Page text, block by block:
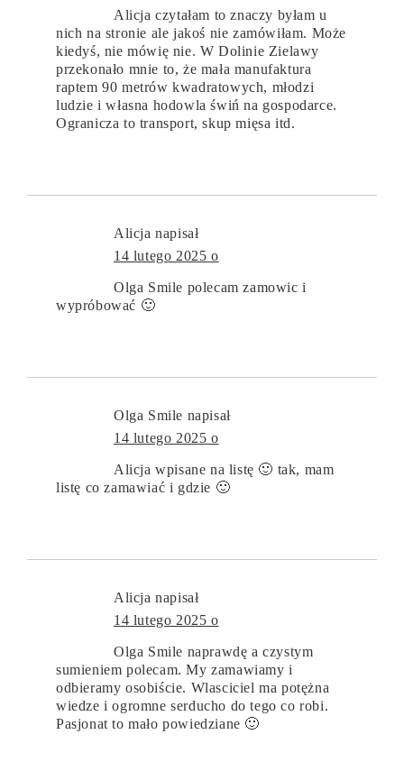
Alicja czytałam to znaczy byłam u
nich na stronie ale jakoś nie zamówiłam. Może
kiedyś, nie mówię nie. W Dolinie Zielawy
przekonało mnie to, że mała manufaktura
raptem 90 metrów kwadratowych, młodzi
ludzie i własna hodowla świń na gospodarce.
Ogranicza to transport, skup mięsa itd.
Alicja napisał
14 lutego 2025 o
Olga Smile polecam zamowic i
wypróbować 🙂
Olga Smile napisał
14 lutego 2025 o
Alicja wpisane na listę 🙂 tak, mam
listę co zamawiać i gdzie 🙂
Alicja napisał
14 lutego 2025 o
Olga Smile naprawdę a czystym
sumieniem polecam. My zamawiamy i
odbieramy osobiście. Wlasciciel ma potężna
wiedze i ogromne serducho do tego co robi.
Pasjonat to mało powiedziane 🙂